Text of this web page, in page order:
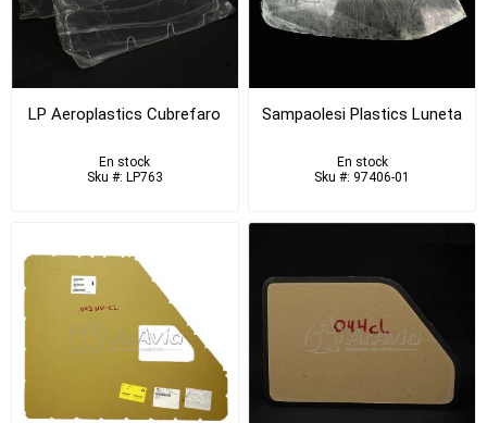
LP Aeroplastics Cubrefaro
En stock
Sku #: LP763
Sampaolesi Plastics Luneta
En stock
Sku #: 97406-01